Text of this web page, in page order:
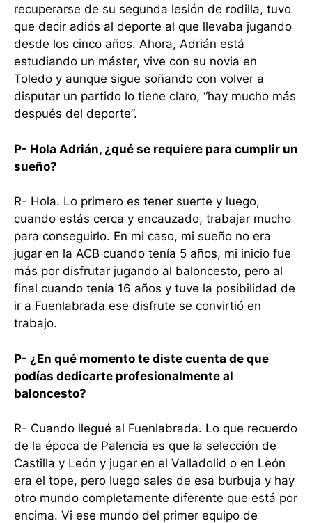
recuperarse de su segunda lesión de rodilla, tuvo
que decir adiós al deporte al que llevaba jugando
desde los cinco años. Ahora, Adrián está
estudiando un máster, vive con su novia en
Toledo y aunque sigue soñando con volver a
disputar un partido lo tiene claro, “hay mucho más
después del deporte”.
P- Hola Adrián, ¿qué se requiere para cumplir un
sueño?
R- Hola. Lo primero es tener suerte y luego,
cuando estás cerca y encauzado, trabajar mucho
para conseguirlo. En mi caso, mi sueño no era
jugar en la ACB cuando tenía 5 años, mi inicio fue
más por disfrutar jugando al baloncesto, pero al
final cuando tenía 16 años y tuve la posibilidad de
ir a Fuenlabrada ese disfrute se convirtió en
trabajo.
P- ¿En qué momento te diste cuenta de que
podías dedicarte profesionalmente al
baloncesto?
R- Cuando llegué al Fuenlabrada. Lo que recuerdo
de la época de Palencia es que la selección de
Castilla y León y jugar en el Valladolid o en León
era el tope, pero luego sales de esa burbuja y hay
otro mundo completamente diferente que está por
encima. Vi ese mundo del primer equipo de